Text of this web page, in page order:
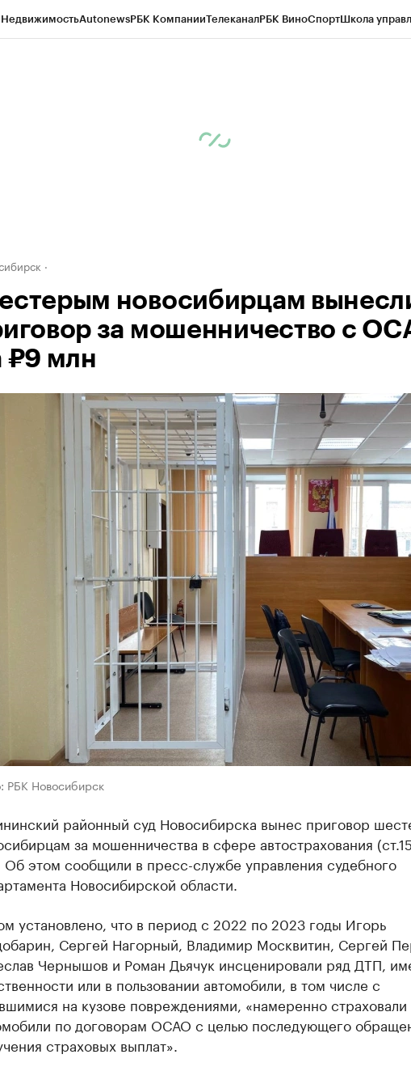
НедвижимостьAutonewsРБК КомпанииТелеканалРБК ВиноСпортШкола
новосибирцам
за мошенничество с
₽9 млн
РБК Новосибирск
районный суд Новосибирска вынес приговор
за мошенничества в сфере автострахования
этом сообщили в пресс-службе управления судебного
Новосибирской области.
установлено, что в период с 2022 по 2023 годы Игорь
Сергей Нагорный, Владимир Москвитин, Сергей
Чернышов и Роман Дьячук инсценировали ряд ДТП,
или в пользовании автомобили, в том числе с
на кузове повреждениями, «намеренно страховали
по договорам ОСАО с целью последующего
страховых выплат».